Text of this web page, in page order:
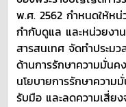
พ.ศ. 2562 กำหนดให้ห
กำกับดูแล และหน่วยงา
สารสนเทศ จัดทำประม
ด้านการรักษาความมั่นค
นโยบายการรักษาความ
รับมือ และลดความเสี่ย